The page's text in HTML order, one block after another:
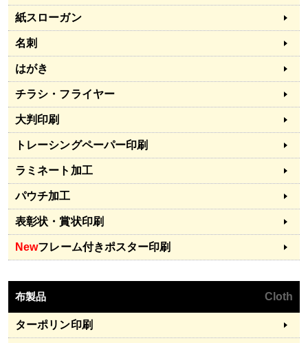
紙スローガン
名刺
はがき
チラシ・フライヤー
大判印刷
トレーシングペーパー印刷
ラミネート加工
パウチ加工
表彰状・賞状印刷
Newフレーム付きポスター印刷
布製品 Cloth
ターポリン印刷